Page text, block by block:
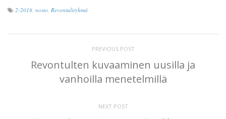
2-2018, nosto, Revontuliryhmä
PREVIOUS POST
Revontulten kuvaaminen uusilla ja
vanhoilla menetelmillä
NEXT POST